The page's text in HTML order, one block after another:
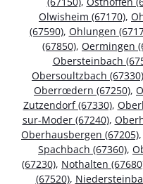
Olwisheim (67170),
(67590), Ohlungen
(67850), Oermingen
Obersteinbach
Obersoultzbach (67330)
Oberrœdern (67250),
Zutzendorf (67330),
sur-Moder (67240),
Oberhausbergen (67205),
Spachbach (67360),
(67230), Nothalten
(67520),